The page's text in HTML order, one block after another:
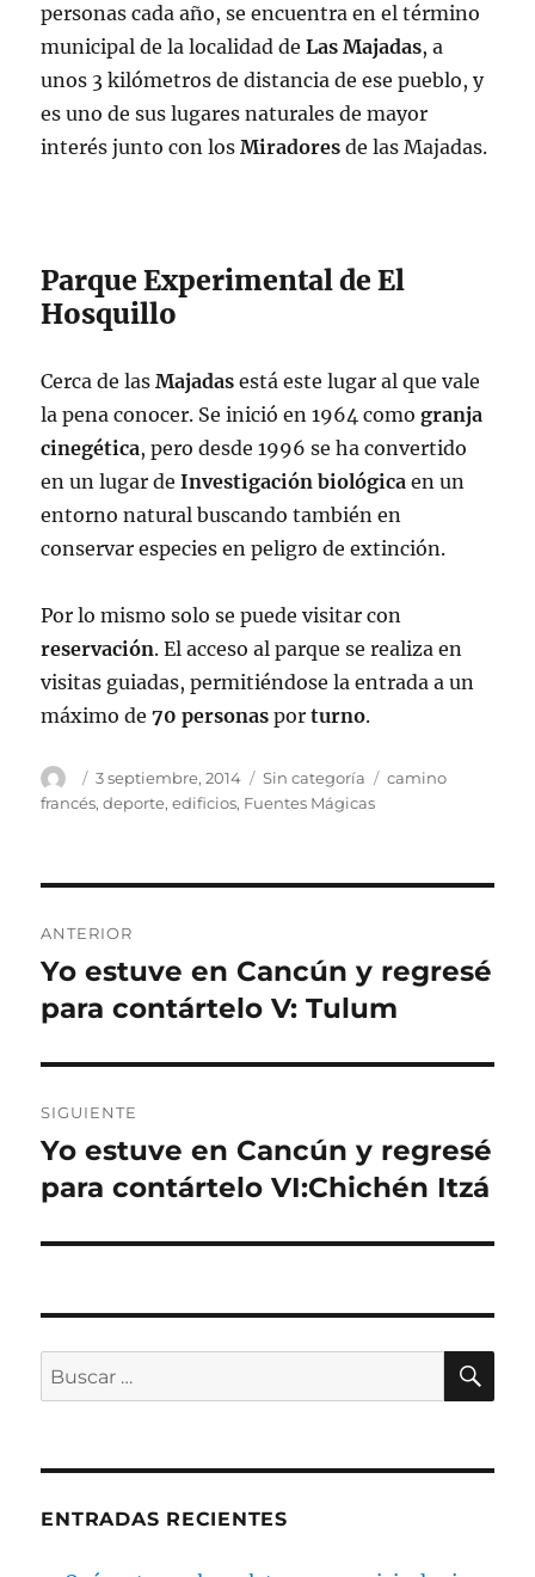
personas cada año, se encuentra en el término
municipal de la localidad deLas Majadas, a
unos 3 kilómetros de distancia de ese pueblo, y
es uno de sus lugares naturales de mayor
interés junto con losMiradores de las Majadas.
Parque Experimental de El
Hosquillo
Cerca de lasMajadas está este lugar al que vale
la pena conocer. Se inició en 1964 comogranja
cinegética, pero desde 1996 se ha convertido
en un lugar deInvestigación biológica en un
entorno natural buscando también en
conservar especies en peligro de extinción.
Por lo mismo solo se puede visitar con
reservación. El acceso al parque se realiza en
visitas guiadas, permitiéndose la entrada a un
máximo de70 personas porturno.
Autor
Publicado
el
3 septiembre, 2014 Categorías
Sin categoría Etiquetas
camino
francés,deporte,edificios, Fuentes Mágicas
de
entradas
ANTERIOR
Entrada
anterior:
Yo estuve en Cancún y regresé
para contártelo V: Tulum
SIGUIENTE
Entrada
siguiente:
Yo estuve en Cancún y regresé
para contártelo VI:Chichén Itzá
Buscar
por:
ENTRADAS RECIENTES